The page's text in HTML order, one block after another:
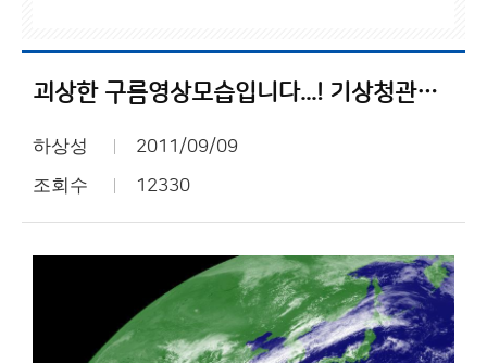
괴상한 구름영상모습입니다...! 기상청관계자님 무엇인가요..?
하상성 2011/09/09
조회수 12330